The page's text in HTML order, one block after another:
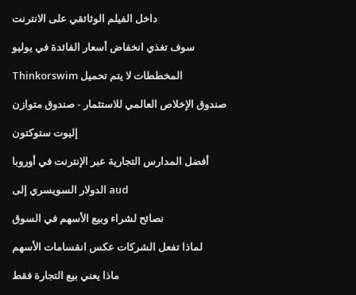
داخل الفيلم الوثائقي على الانترنت
سوف تغذي انخفاض أسعار الفائدة في يوليو
Thinkorswim المخططات لا يتم تحميل
صندوق الإخلاص العالمي للاستثمار - صندوق متوازن
إليوت ستوكتون
أفضل المدارس التجارية عبر الإنترنت في أوروبا
الدولار السويسري إلى aud
نصائح لشراء وبيع الأسهم في السوق
لماذا تفعل الشركات عكس انقسامات الأسهم
ماذا يعني بيع التجارة فقط